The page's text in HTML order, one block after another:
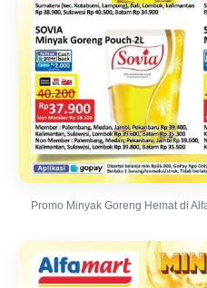
Promo Minyak Goreng Hemat di